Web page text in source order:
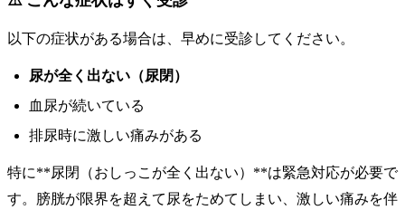
以下の症状がある場合は、早めに受診してください。
尿が全く出ない（尿閉）
血尿が続いている
排尿時に激しい痛みがある
特に**尿閉（おしっこが全く出ない）**は緊急対応が必要で
す。膀胱が限界を超えて尿をためてしまい、激しい痛みを伴